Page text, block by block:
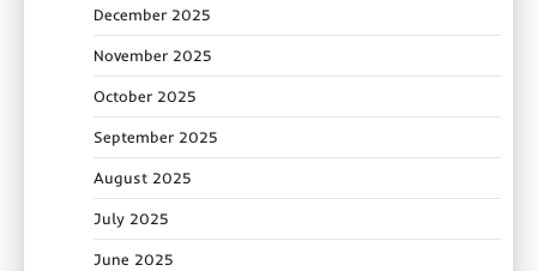
December 2025
November 2025
October 2025
September 2025
August 2025
July 2025
June 2025